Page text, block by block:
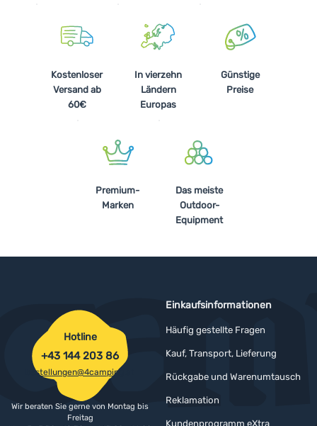
Kostenloser
Versand ab
60€
In vierzehn
Ländern
Europas
Günstige
Preise
Premium-
Marken
Das meiste
Outdoor-
Equipment
Einkaufsinformationen
Häufig gestellte Fragen
Kauf, Transport, Lieferung
Rückgabe und Warenumtausch
Reklamation
Kundenprogramm eXtra
Hotline
+43 144 203 86
bestellungen@4camping.at
Wir beraten Sie gerne von Montag bis
Freitag